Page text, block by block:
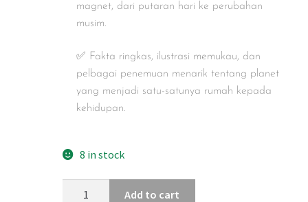
magnet, dari putaran hari ke perubahan
musim.
✅ Fakta ringkas, ilustrasi memukau, dan
pelbagai penemuan menarik tentang planet
yang menjadi satu-satunya rumah kepada
kehidupan.
8 in stock
Add to cart